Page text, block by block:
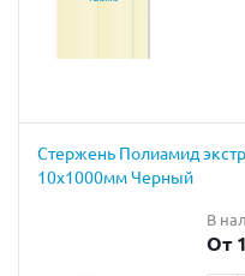
Cтержень Полиамид
10х1000мм Черный
В
От